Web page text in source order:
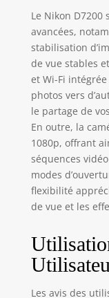
Le Nikon
avancées,
stabilisation
de vue stables
et Wi-Fi
photos vers
le partage de
En outre, la
1080p, offrant
séquences
modes
flexibilité
de vue et les
Les avis des